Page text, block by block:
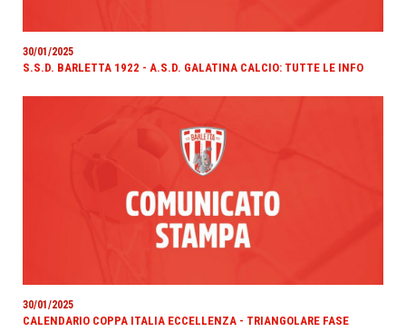
30/01/2025
S.S.D. BARLETTA 1922 - A.S.D. GALATINA CALCIO: TUTTE LE INFO
30/01/2025
CALENDARIO COPPA ITALIA ECCELLENZA - TRIANGOLARE FASE